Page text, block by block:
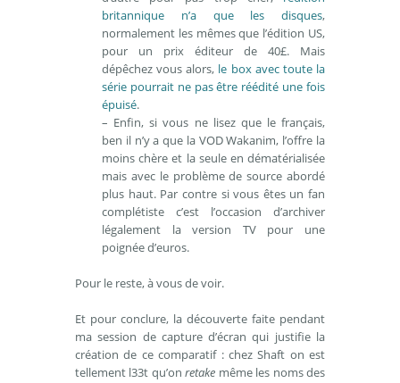
britannique n’a que les disques,
normalement les mêmes que l’édition US,
pour un prix éditeur de 40£. Mais
dépêchez vous alors, le box avec toute la
série pourrait ne pas être réédité une fois
épuisé.
– Enfin, si vous ne lisez que le français,
ben il n’y a que la VOD Wakanim, l’offre la
moins chère et la seule en dématérialisée
mais avec le problème de source abordé
plus haut. Par contre si vous êtes un fan
complétiste c’est l’occasion d’archiver
légalement la version TV pour une
poignée d’euros.
Pour le reste, à vous de voir.
Et pour conclure, la découverte faite pendant
ma session de capture d’écran qui justifie la
création de ce comparatif : chez Shaft on est
tellement l33t qu’on retake même les noms des